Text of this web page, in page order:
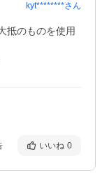
kyt********さん
抵のものを使用
いいね 0